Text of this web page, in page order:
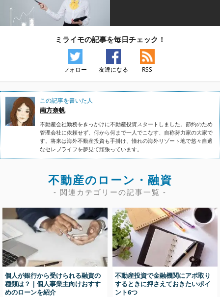
ミライモの記事を毎日チェック！
フォロー 友達になる RSS
この記事を書いた人
南方奈帆
不動産会社勤務をきっかけに不動産投資スタートしました。節約のため
管理会社に依頼せず、何から何まで一人でこなす、自称努力家の大家で
す。将来は海外不動産投資も手掛け、憧れの海外リゾート地で悠々自適
なセレブライフを夢見て頑張っています。
不動産のローン・融資
- 関連カテゴリーの記事一覧 -
個人が銀行から受けられる融資の
種類は？｜個人事業主向けおすす
めのローンを紹介
不動産投資で金融機関にアポ取り
するときに押さえておきたいポイ
ント6つ